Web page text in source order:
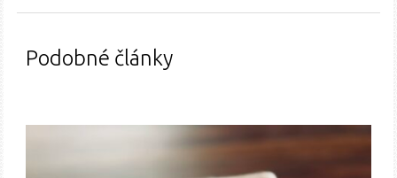
Podobné články